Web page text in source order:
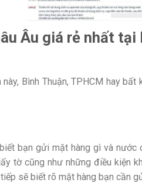
Âu giá rẻ nhất tại
Bình Thuận, TPHCM hay
bạn gửi mặt hàng gì và nước
tờ cũng như những điều kiện
sẽ biết rõ mặt hàng bạn cần